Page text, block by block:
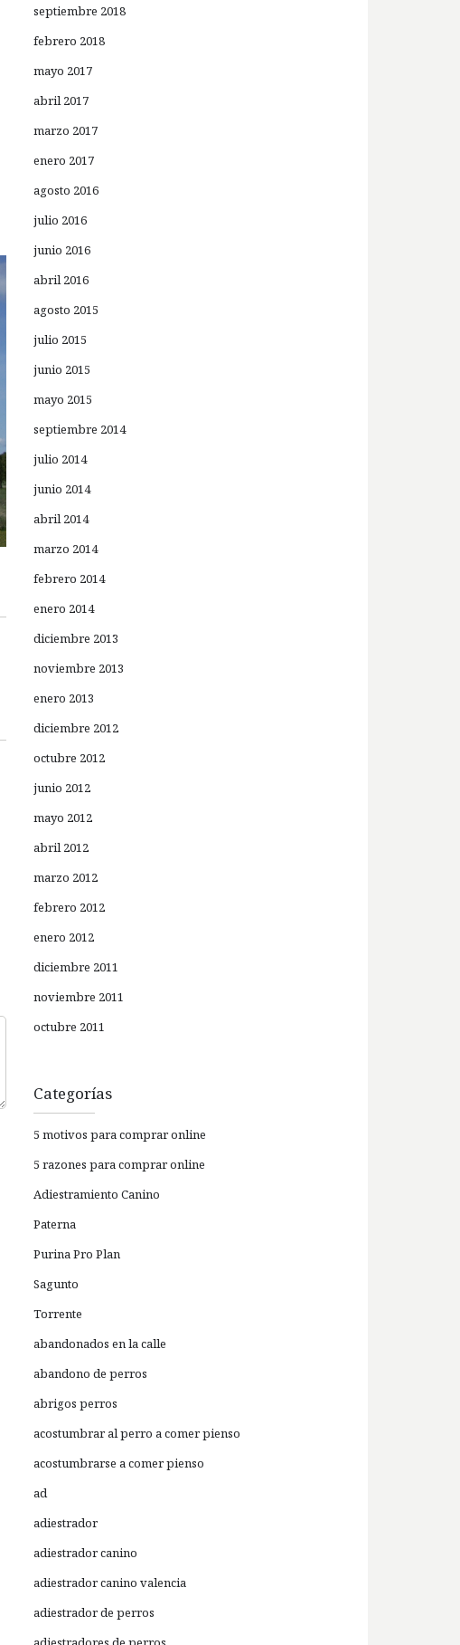
septiembre 2018
febrero 2018
mayo 2017
abril 2017
marzo 2017
enero 2017
agosto 2016
julio 2016
junio 2016
abril 2016
agosto 2015
julio 2015
junio 2015
mayo 2015
septiembre 2014
julio 2014
junio 2014
abril 2014
marzo 2014
febrero 2014
enero 2014
diciembre 2013
noviembre 2013
enero 2013
diciembre 2012
octubre 2012
junio 2012
mayo 2012
abril 2012
marzo 2012
febrero 2012
enero 2012
diciembre 2011
noviembre 2011
octubre 2011
Categorías
5 motivos para comprar online
5 razones para comprar online
Adiestramiento Canino
Paterna
Purina Pro Plan
Sagunto
Torrente
abandonados en la calle
abandono de perros
abrigos perros
acostumbrar al perro a comer pienso
acostumbrarse a comer pienso
ad
adiestrador
adiestrador canino
adiestrador canino valencia
adiestrador de perros